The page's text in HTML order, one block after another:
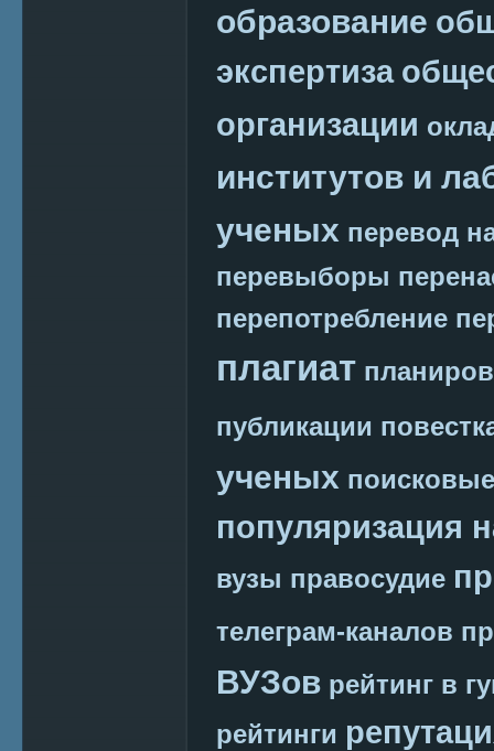
образование
экспертиза
организации
институтов и
ученых перевод
перевыборы
перепотребление
плагиат
публикации
ученых
популяризация
вузы правосудие
телеграм-каналов
ВУЗов рейтинг в
рейтинги